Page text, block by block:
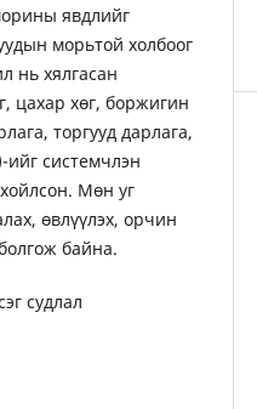
явдлийг
морьтой холбоог
нь хялгасан
цахар хөг, боржигин
торгууд дарлага,
ийг системчлэн
Мөн уг
өвлүүлэх, орчин
байна.
судлал